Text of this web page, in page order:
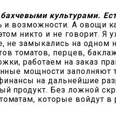
культурами.
и возможности. А овощи
никто и не говорит. Я
не замыкались на одном
томатов, перцев,
работаем на заказ
мощности
на дальнейшие
продукт. Без ложной
которые войдут в